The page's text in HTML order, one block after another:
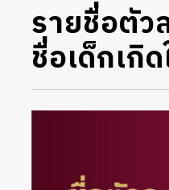
รายชื่อตัว
ชื่อเด็กเกิ